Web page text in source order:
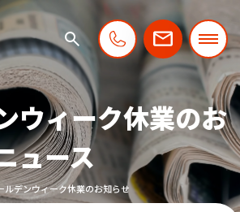
ウィーク休業のお
ュース
ルデンウィーク休業のお知らせ